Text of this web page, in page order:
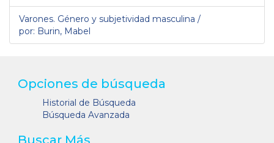
Varones. Género y subjetividad masculina /
por: Burin, Mabel
Opciones de búsqueda
Historial de Búsqueda
Búsqueda Avanzada
Buscar Más